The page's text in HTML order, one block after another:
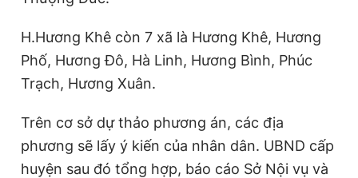
H.Hương Khê còn 7 xã là Hương Khê, Hương
Phố, Hương Đô, Hà Linh, Hương Bình, Phúc
Trạch, Hương Xuân.
Trên cơ sở dự thảo phương án, các địa
phương sẽ lấy ý kiến của nhân dân. UBND cấp
huyện sau đó tổng hợp, báo cáo Sở Nội vụ và